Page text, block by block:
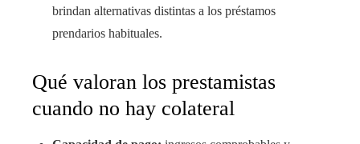
brindan alternativas distintas a los préstamos
prendarios habituales.
Qué valoran los prestamistas
cuando no hay colateral